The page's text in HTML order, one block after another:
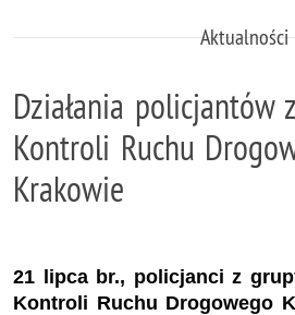
Aktualności
Działania policjantów
Kontroli Ruchu
Krakowie
21 lipca br., policjanci z
Kontroli Ruchu Drogowego